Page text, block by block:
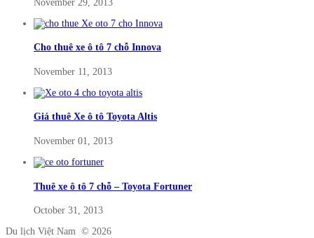
November 29, 2013
Cho thuê xe ô tô 7 chỗ Innova
November 11, 2013
Giá thuê Xe ô tô Toyota Altis
November 01, 2013
Thuê xe ô tô 7 chỗ – Toyota Fortuner
October 31, 2013
Du lịch Việt Nam © 2026